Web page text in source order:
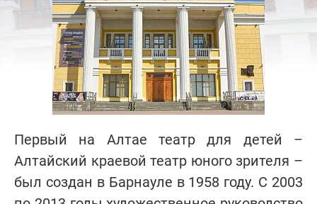
Первый на Алтае театр для детей –
Алтайский краевой театр юного зрителя –
был создан в Барнауле в 1958 году. С 2003